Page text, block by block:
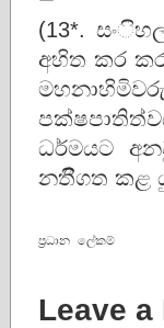
(13*.
අහිත කර
ධර්මයට
නතීිගත කළ
ප‍්‍රධාන ලේකම්
Leave a